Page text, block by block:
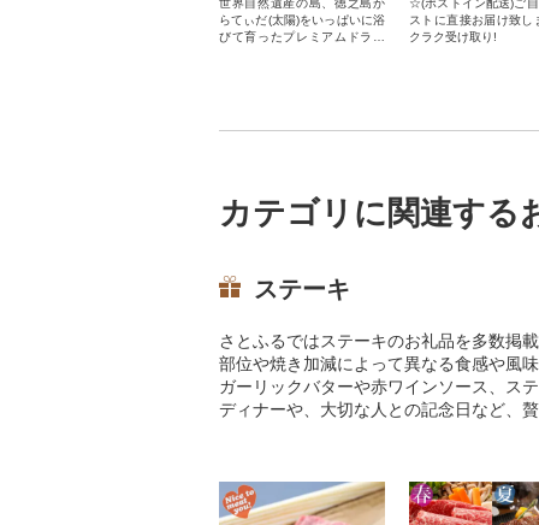
世界自然遺産の島、徳之島か
らてぃだ(太陽)をいっぱいに浴
びて育ったプレミアムドラゴ
☆(ポストイン配送)ご
ストに直接お届け致し
クラク受け取り!
カテゴリに関連する
ステーキ
さとふるではステーキのお礼品を多数掲
部位や焼き加減によって異なる食感や風
ガーリックバターや赤ワインソース、ス
ディナーや、大切な人との記念日など、